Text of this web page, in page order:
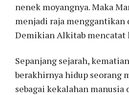
nenek moyangnya. Maka
menjadi raja menggantikan
Demikian Alkitab mencatat
Sepanjang sejarah,
berakhirnya hidup seorang
sebagai kekalahan